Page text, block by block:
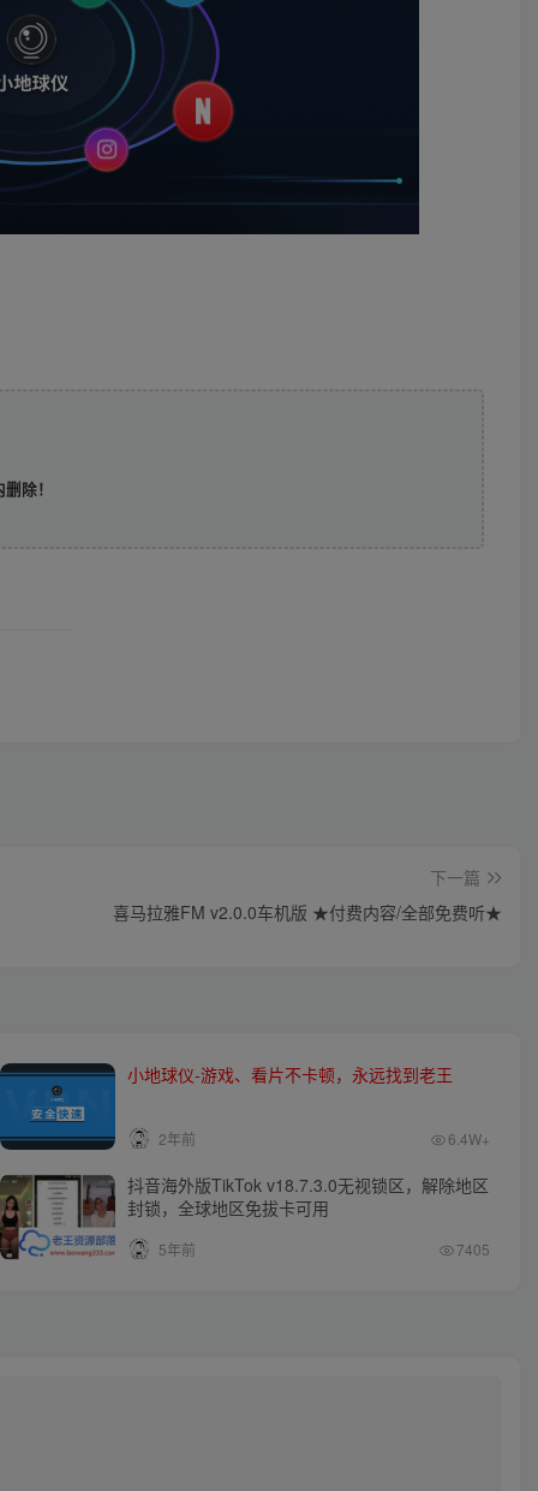
除！
下一篇
喜马拉雅FM v2.0.0车机版 ★付费内容/全部免费听★
小地球仪-游戏、看片不卡顿，永远找到老王
2年前 6.4W+
抖音海外版TikTok v18.7.3.0无视锁区，解除地区
封锁，全球地区免拔卡可用
5年前 7405